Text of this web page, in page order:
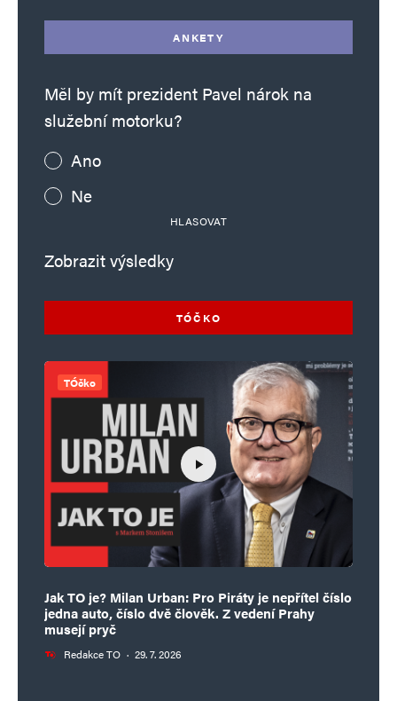
ANKETY
Měl by mít prezident Pavel nárok na
služební motorku?
Ano
Ne
HLASOVAT
Zobrazit výsledky
TÓČKO
TÓčko
Jak TO je? Milan Urban: Pro Piráty je nepřítel číslo
jedna auto, číslo dvě člověk. Z vedení Prahy
musejí pryč
Redakce TO · 29. 7. 2026